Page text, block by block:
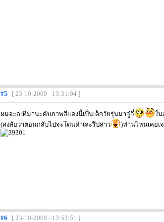
#5 [ 23-10-2009 - 13:31:04 ]
ผมจะลเที่มานะคับภาพสีแดงนี้เป็นเด็กวัยรุ่นมาจู๋จี๋
ใน
(สงสัยว่าตอนกลับไปจะโดนด่าเละรึปล่าว
)ท่านไหนเคยเ
#6 [ 23-10-2009 - 13:53:51 ]